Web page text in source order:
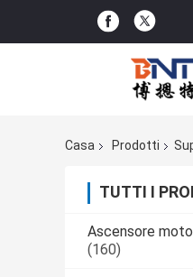
Casa
Prodotti
TUTTI I
Ascensore
(160)